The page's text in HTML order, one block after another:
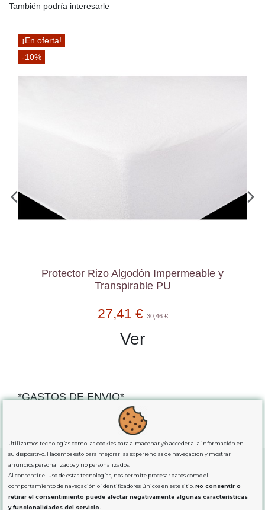
También podría interesarle
¡En oferta!
-10%
Protector Rizo Algodón Impermeable y
Transpirable PU
27,41 €30,46 €
Ver
*GASTOS DE ENVIO*
para comprassuperiores a 80€
exclusiva para la peninsula.
SOBRE NOSOTROS
Utilizamos tecnologías como las cookies para almacenar y/o acceder a la información en
su dispositivo. Hacemos esto para mejorar las experiencias de navegación y mostrar
anuncios personalizados y no personalizados.
Al consentir el uso de estas tecnologías, nos permite procesar datos como el
comportamiento de navegación o identificadores únicos en este sitio.No consentir o
retirar el consentimiento puede afectar negativamente algunas características
y funcionalidades del servicio.